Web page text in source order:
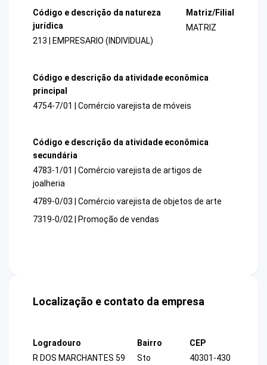
Código e descrição da natureza
jurídica
213 | EMPRESARIO (INDIVIDUAL)
Matriz/Filial
MATRIZ
Código e descrição da atividade econômica
principal
4754-7/01 | Comércio varejista de móveis
Código e descrição da atividade econômica
secundária
4783-1/01 | Comércio varejista de artigos de
joalheria
4789-0/03 | Comércio varejista de objetos de arte
7319-0/02 | Promoção de vendas
Localização e contato da empresa
Logradouro
R DOS MARCHANTES 59
Bairro
Sto
CEP
40301-430